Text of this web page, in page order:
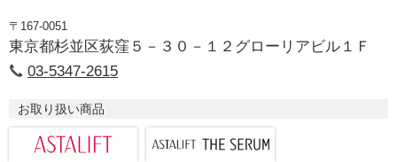
〒167-0051
東京都杉並区荻窪５－３０－１２グローリアビル１Ｆ
03-5347-2615
お取り扱い商品